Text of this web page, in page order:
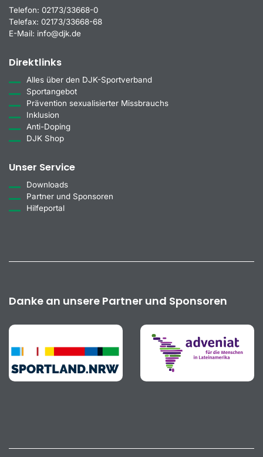
Telefon: 02173/33668-0
Telefax: 02173/33668-68
E-Mail: info@djk.de
Direktlinks
Alles über den DJK-Sportverband
Sportangebot
Prävention sexualisierter Missbrauchs
Inklusion
Anti-Doping
DJK Shop
Unser Service
Downloads
Partner und Sponsoren
Hilfeportal
Danke an unsere Partner und Sponsoren